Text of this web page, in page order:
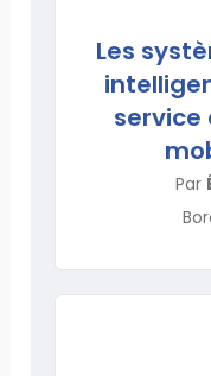
Les
service
Par